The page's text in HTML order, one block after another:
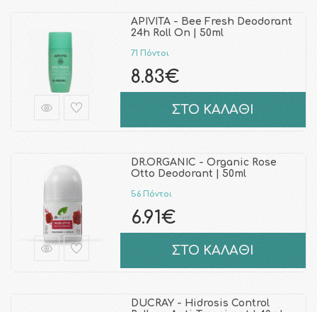
APIVITA - Bee Fresh Deodorant
24h Roll On | 50ml
71 Πόντοι
8.83€
ΣΤΟ ΚΑΛΑΘΙ
DR.ORGANIC - Organic Rose
Otto Deodorant | 50ml
56 Πόντοι
6.91€
ΣΤΟ ΚΑΛΑΘΙ
DUCRAY - Hidrosis Control